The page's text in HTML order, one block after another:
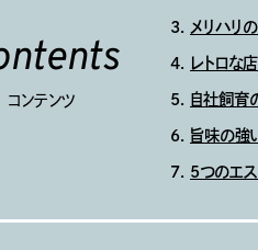
コンテンツ
メリハリ
レトロな
自社飼育
旨味の強
5つのエ